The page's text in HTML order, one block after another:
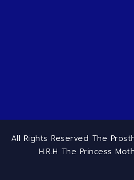
All Rights Reserved The
H.R.H The Princess